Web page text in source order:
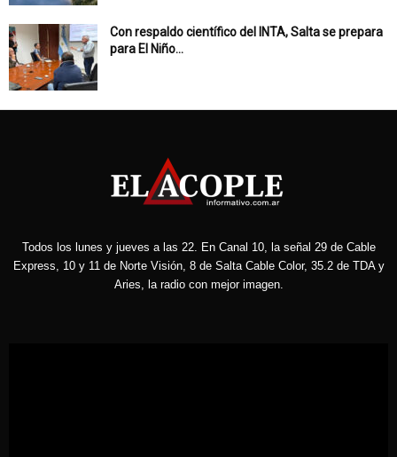
Con respaldo científico del INTA, Salta se prepara
para El Niño...
Todos los lunes y jueves a las 22. En Canal 10, la señal 29 de Cable
Express, 10 y 11 de Norte Visión, 8 de Salta Cable Color, 35.2 de TDA y
Aries, la radio con mejor imagen.